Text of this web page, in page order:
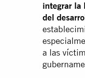
integrar la
del
a las